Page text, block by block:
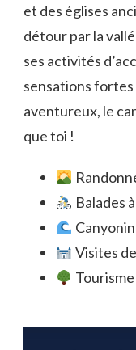
et des églises
détour par la
ses activités
sensations fortes
aventureux, le
que toi !
Balades
Visites